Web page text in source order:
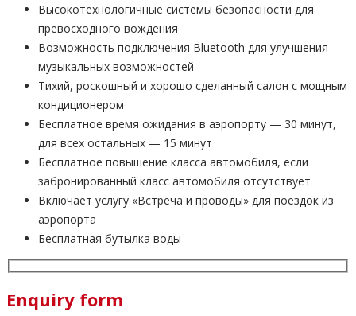
Высокотехнологичные системы безопасности для
превосходного вождения
Возможность подключения Bluetooth для улучшения
музыкальных возможностей
Тихий, роскошный и хорошо сделанный салон с мощным
кондиционером
Бесплатное время ожидания в аэропорту — 30 минут,
для всех остальных — 15 минут
Бесплатное повышение класса автомобиля, если
забронированный класс автомобиля отсутствует
Включает услугу «Встреча и проводы» для поездок из
аэропорта
Бесплатная бутылка воды
Enquiry form